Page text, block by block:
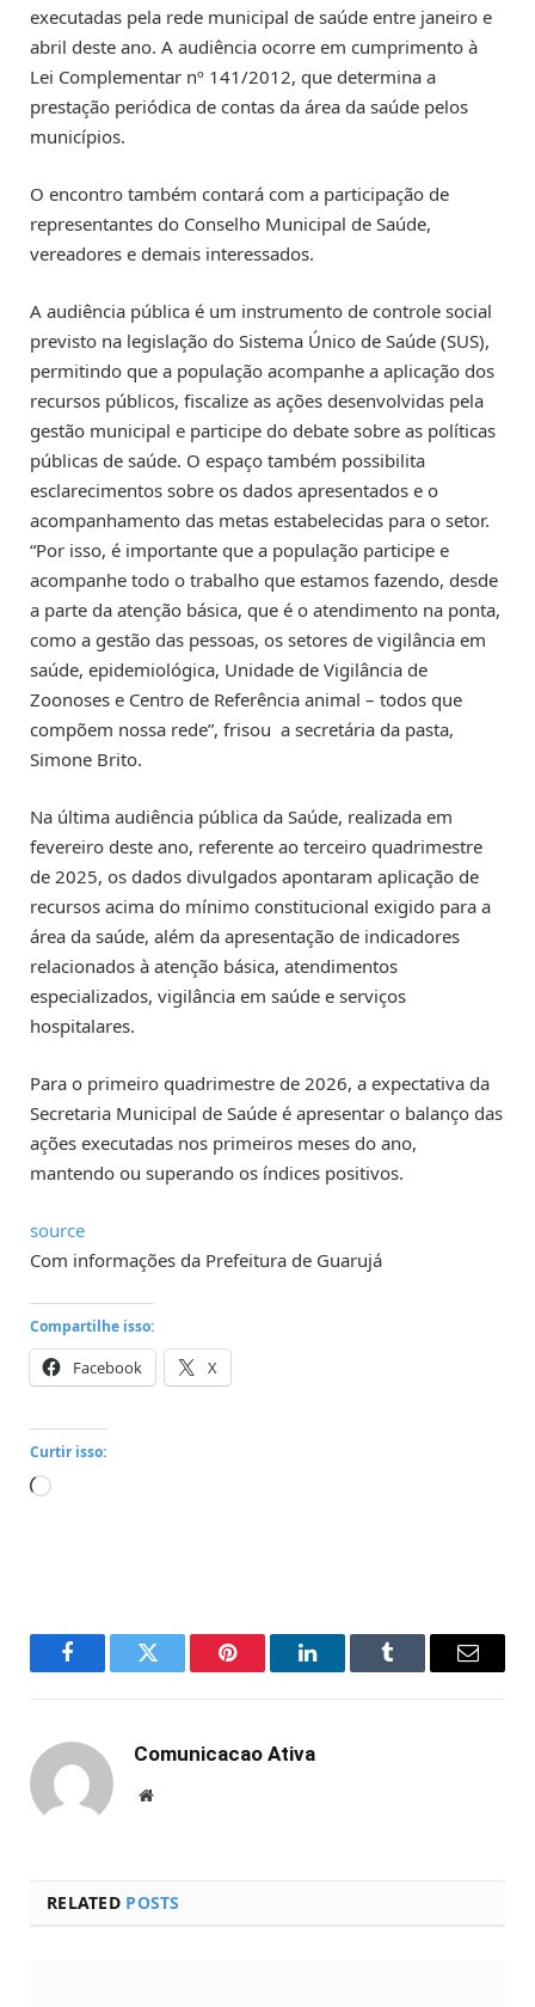
executadas pela rede municipal de saúde entre janeiro e
abril deste ano. A audiência ocorre em cumprimento à
Lei Complementar nº 141/2012, que determina a
prestação periódica de contas da área da saúde pelos
municípios.
O encontro também contará com a participação de
representantes do Conselho Municipal de Saúde,
vereadores e demais interessados.
A audiência pública é um instrumento de controle social
previsto na legislação do Sistema Único de Saúde (SUS),
permitindo que a população acompanhe a aplicação dos
recursos públicos, fiscalize as ações desenvolvidas pela
gestão municipal e participe do debate sobre as políticas
públicas de saúde. O espaço também possibilita
esclarecimentos sobre os dados apresentados e o
acompanhamento das metas estabelecidas para o setor.
“Por isso, é importante que a população participe e
acompanhe todo o trabalho que estamos fazendo, desde
a parte da atenção básica, que é o atendimento na ponta,
como a gestão das pessoas, os setores de vigilância em
saúde, epidemiológica, Unidade de Vigilância de
Zoonoses e Centro de Referência animal – todos que
compõem nossa rede”, frisou a secretária da pasta,
Simone Brito.
Na última audiência pública da Saúde, realizada em
fevereiro deste ano, referente ao terceiro quadrimestre
de 2025, os dados divulgados apontaram aplicação de
recursos acima do mínimo constitucional exigido para a
área da saúde, além da apresentação de indicadores
relacionados à atenção básica, atendimentos
especializados, vigilância em saúde e serviços
hospitalares.
Para o primeiro quadrimestre de 2026, a expectativa da
Secretaria Municipal de Saúde é apresentar o balanço das
ações executadas nos primeiros meses do ano,
mantendo ou superando os índices positivos.
source
Com informações da Prefeitura de Guarujá
Compartilhe isso:
Facebook X
Curtir isso:
Carregando...
FacebookTwitter Pinterest LinkedInTumblr Email
Comunicacao Ativa
Website
RELATED POSTS